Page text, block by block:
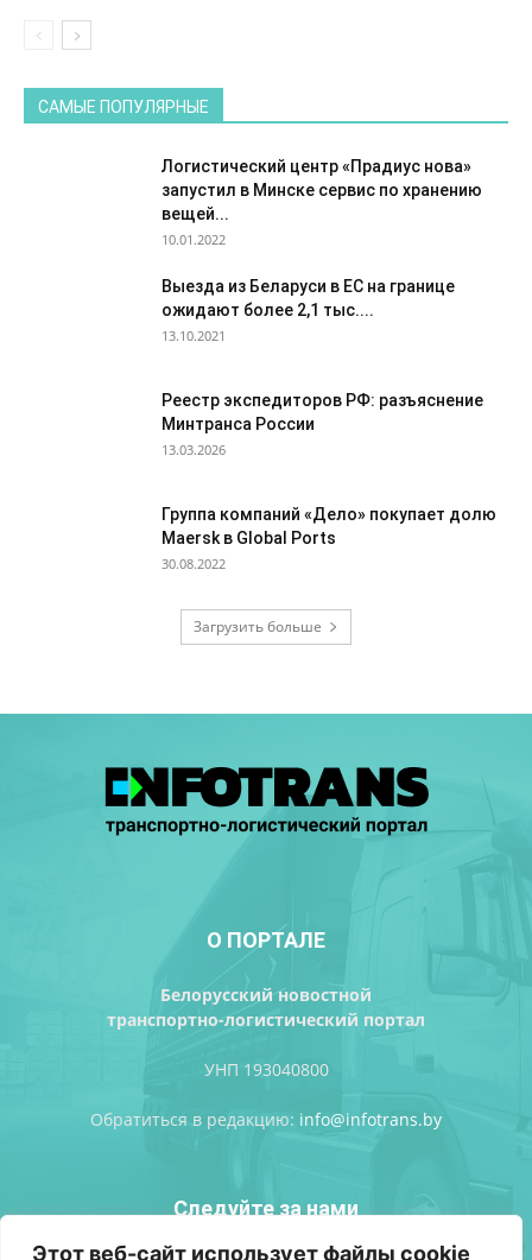
Этот веб-сайт использует файлы cookie
САМЫЕ ПОПУЛЯРНЫЕ
Логистический центр «Прадиус нова»
запустил в Минске сервис по хранению
вещей...
10.01.2022
Выезда из Беларуси в ЕС на границе
ожидают более 2,1 тыс....
13.10.2021
Реестр экспедиторов РФ: разъяснение
Минтранса России
13.03.2026
Группа компаний «Дело» покупает долю
Maersk в Global Ports
30.08.2022
Загрузить больше
О ПОРТАЛЕ
Белорусский новостной
транспортно-логистический портал
УНП 193040800
Обратиться в редакцию: info@infotrans.bу
Следуйте за нами